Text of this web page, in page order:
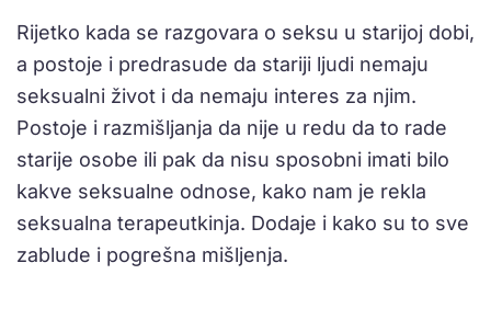
Rijetko kada se razgovara o seksu u starijoj dobi,
a postoje i predrasude da stariji ljudi nemaju
seksualni život i da nemaju interes za njim.
Postoje i razmišljanja da nije u redu da to rade
starije osobe ili pak da nisu sposobni imati bilo
kakve seksualne odnose, kako nam je rekla
seksualna terapeutkinja. Dodaje i kako su to sve
zablude i pogrešna mišljenja.